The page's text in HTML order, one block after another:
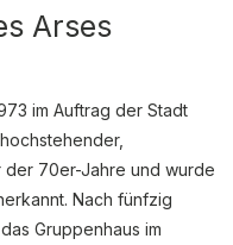
Arses
im Auftrag der Stadt
70er-Jahre und wurde
Nach fünfzig
Gruppenhaus im